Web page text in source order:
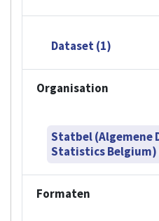
Dataset (1)
Organisation
Statbel (Algemene
Statistics Belgium)
Formaten